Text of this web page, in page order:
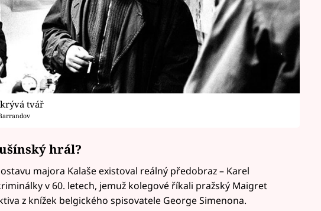
tvář
hrál?
majora Kalaše existoval reálný předobraz – Karel
v 60. letech, jemuž kolegové říkali pražský Maigret
z knížek belgického spisovatele George Simenona.